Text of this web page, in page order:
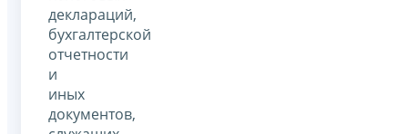
деклараций,
бухгалтерской
отчетности
и
иных
документов,